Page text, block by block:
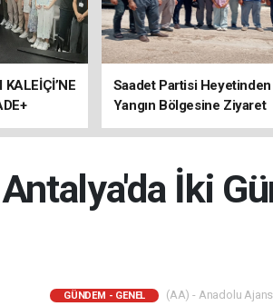
KALEİÇİ’NE
SONA
Saadet Partisi
Yangın Bölgesine Ziyaret
Antalya'da İki
GÜNDEM - GENEL (AA) - Anadolu